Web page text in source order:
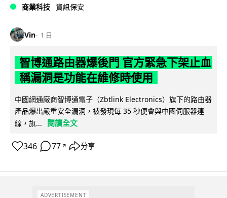
商業科技 資訊保安
Vin 1 日
智博通路由器爆後門 官方緊急下架止血
稱漏洞是功能在維修時使用
中國網通廠商智博通電子（Zbtlink Electronics）旗下的路由器
產品爆出嚴重安全漏洞，被發現每 35 秒便會與中國伺服器連
線，旗...
閱讀全文
346 77 ↗ 分享
ADVERTISEMENT